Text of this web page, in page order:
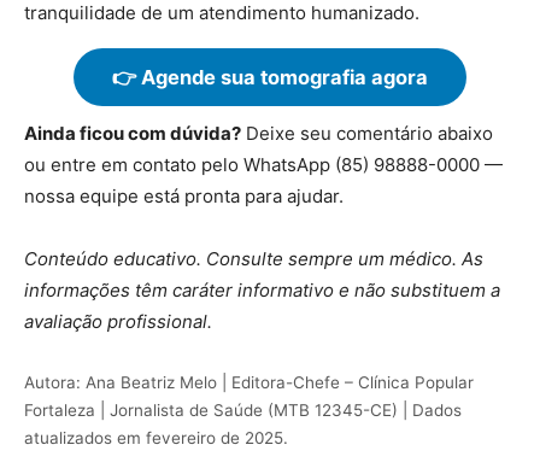
tranquilidade de um atendimento humanizado.
👉 Agende sua tomografia agora
Ainda ficou com dúvida? Deixe seu comentário abaixo
ou entre em contato pelo WhatsApp (85) 98888-0000 —
nossa equipe está pronta para ajudar.
Conteúdo educativo. Consulte sempre um médico. As
informações têm caráter informativo e não substituem a
avaliação profissional.
Autora: Ana Beatriz Melo | Editora-Chefe – Clínica Popular
Fortaleza | Jornalista de Saúde (MTB 12345-CE) | Dados
atualizados em fevereiro de 2025.